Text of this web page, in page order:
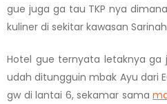
gue juga ga tau TKP nya
kuliner di sekitar kawasan
Hotel gue ternyata letaknya ga
udah ditungguin mbak Ayu dari
gw di lantai 6, sekamar sama